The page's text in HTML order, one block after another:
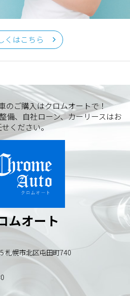
田町740
／011-790-6818
くはこちら
のご購入はクロムオートで！
備、自社ローン、カーリースはお
ください。
ムオート
札幌市北区屯田町740